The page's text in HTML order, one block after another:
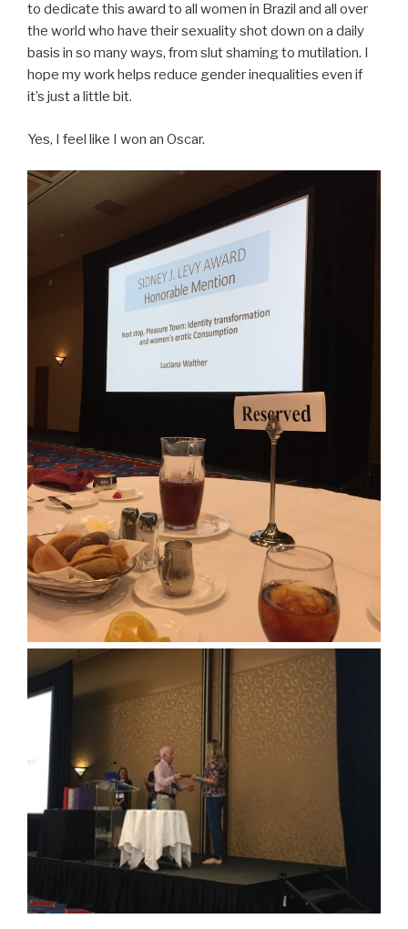
to dedicate this award to all women in Brazil and all over
the world who have their sexuality shot down on a daily
basis in so many ways, from slut shaming to mutilation. I
hope my work helps reduce gender inequalities even if
it’s just a little bit.
Yes, I feel like I won an Oscar.